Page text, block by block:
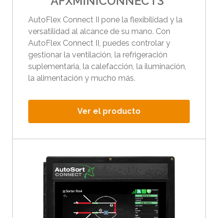
e
d
s
s
i
v
s
t
á
AutoFlex Connect II pone la flexibilidad y la
versatilidad al alcance de su mano. Con
AutoFlex Connect II, puedes controlar y
gestionar la ventilación, la refrigeración
suplementaria, la calefacción, la iluminación,
la alimentación y mucho más.
Ver el producto